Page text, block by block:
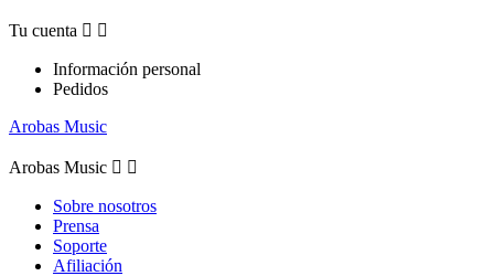
Tu cuenta  
Información personal
Pedidos
Arobas Music
Arobas Music  
Sobre nosotros
Prensa
Soporte
Afiliación